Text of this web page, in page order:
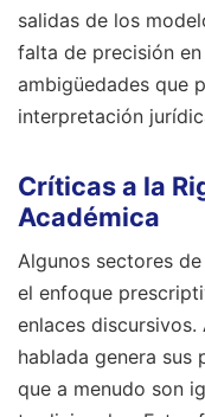
salidas de los
falta de precisión
ambigüedades que
interpretación
Críticas a la
Académica
Algunos sectores
el enfoque
enlaces discursivos.
hablada genera sus
que a menudo son